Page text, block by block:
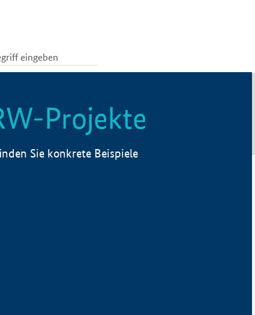
Projekte
Sie konkrete Beispiele